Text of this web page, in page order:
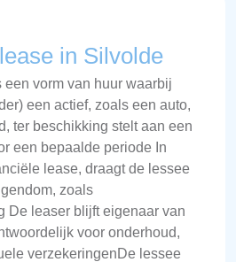
in Silvolde
vorm van huur waarbij
een actief, zoals een auto,
ter beschikking stelt aan een
een bepaalde periode In
lease, draagt de lessee
zoals
De leaser blijft eigenaar van
voor onderhoud,
verzekeringenDe lessee